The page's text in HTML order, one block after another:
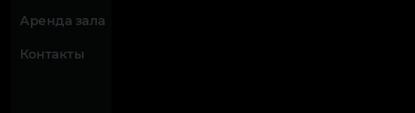
Аренда зала
Контакты